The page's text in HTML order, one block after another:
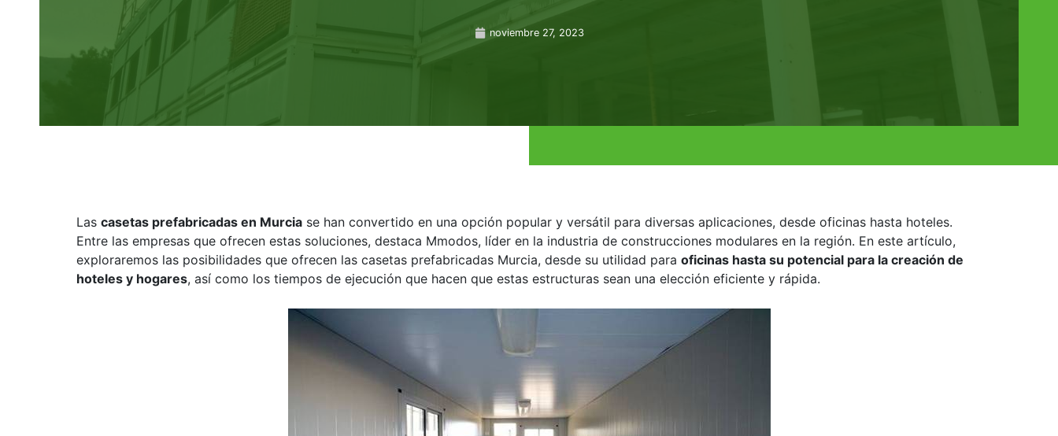
noviembre 27, 2023
Las casetas prefabricadas en Murcia se han convertido en una opción popular y versátil para diversas aplicaciones, desde oficinas hasta hoteles.
Entre las empresas que ofrecen estas soluciones, destaca Mmodos, líder en la industria de construcciones modulares en la región. En este artículo,
exploraremos las posibilidades que ofrecen las casetas prefabricadas Murcia, desde su utilidad para oficinas hasta su potencial para la creación de
hoteles y hogares, así como los tiempos de ejecución que hacen que estas estructuras sean una elección eficiente y rápida.